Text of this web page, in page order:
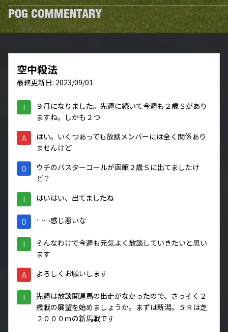
POG COMMENTARY
空中殺法
最終更新日: 2023/09/01
I
９月になりました。先週に続いて今週も２歳Ｓがあり
ますね。しかも２つ
A
はい。いくつあっても放談メンバーには全く関係あり
ませんけど
O
ウチのバスターコールが函館２歳Ｓに出てましたけ
ど？
I はいはい、出てましたね
O ……感じ悪いな
I
そんなわけで今週も元気よく放談していきたいと思い
ます
A よろしくお願いします
I
先週は放談関連馬の出走がなかったので、さっそく２
歳戦の展望を始めましょうか。まずは新潟。５Ｒは芝
２０００ｍの新馬戦です